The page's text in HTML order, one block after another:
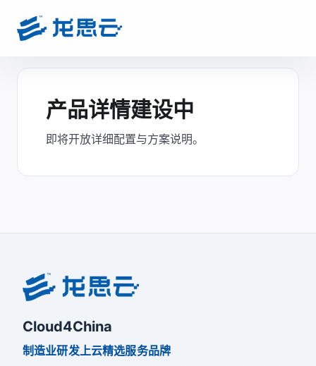
产品详情建设中
即将开放详细配置与方案说明。
Cloud4China
制造业研发上云精选服务品牌